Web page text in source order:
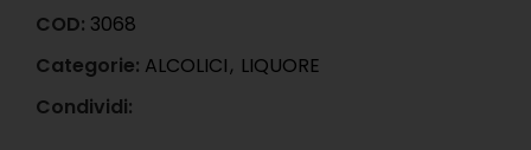
COD: 3068
Categorie: ALCOLICI, LIQUORE
Condividi: